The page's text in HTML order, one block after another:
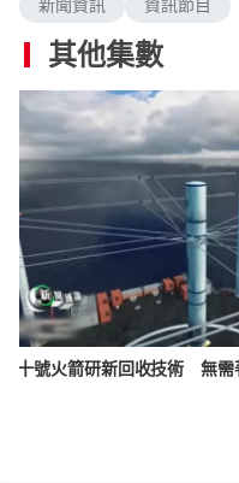
新聞資訊 資訊節目
其他集數